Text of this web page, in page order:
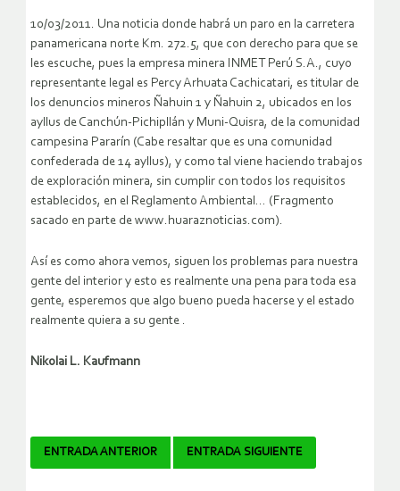
10/03/2011. Una noticia donde habrá un paro en la carretera
panamericana norte Km. 272.5, que con derecho para que se
les escuche, pues la empresa minera INMET Perú S.A., cuyo
representante legal es Percy Arhuata Cachicatari, es titular de
los denuncios mineros Ñahuin 1 y Ñahuin 2, ubicados en los
ayllus de Canchún-Pichipllán y Muni-Quisra, de la comunidad
campesina Pararín (Cabe resaltar que es una comunidad
confederada de 14 ayllus), y como tal viene haciendo trabajos
de exploración minera, sin cumplir con todos los requisitos
establecidos, en el Reglamento Ambiental… (Fragmento
sacado en parte de www.huaraznoticias.com).
Así es como ahora vemos, siguen los problemas para nuestra
gente del interior y esto es realmente una pena para toda esa
gente, esperemos que algo bueno pueda hacerse y el estado
realmente quiera a su gente .
Nikolai L. Kaufmann
Navegador
ENTRADA ANTERIOR ENTRADA SIGUIENTE